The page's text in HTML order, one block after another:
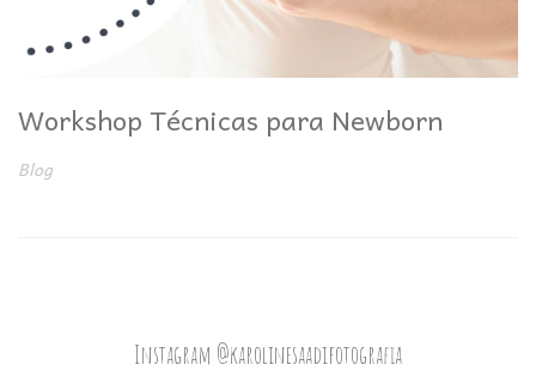
Workshop Técnicas para Newborn
Blog
Instagram @karolinesaadifotografia